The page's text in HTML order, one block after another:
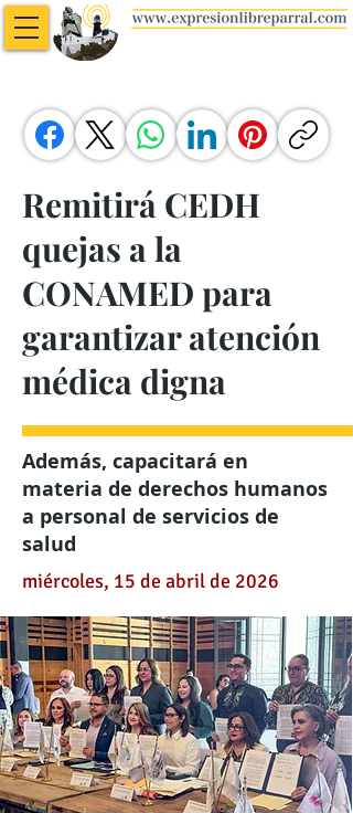
Remitirá CEDH
quejas a la
CONAMED para
garantizar atención
médica digna
Además, capacitará en
materia de derechos humanos
a personal de servicios de
salud
miércoles, 15 de abril de 2026